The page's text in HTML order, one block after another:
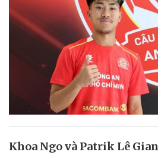
Khoa Ngo và Patrik Lê